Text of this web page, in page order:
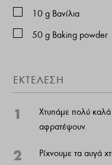
10 g Βανίλια
50 g Baking powder
ΕΚΤΕΛΕΣΗ
1
Χτυπάμε πολύ
αφρατέψουν.
2 Ρίχνουμε τα αυγά